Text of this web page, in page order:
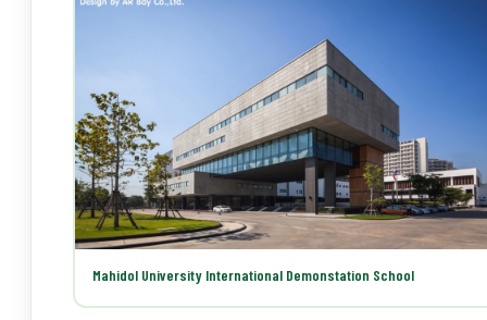
Mahidol University International Demonstation School